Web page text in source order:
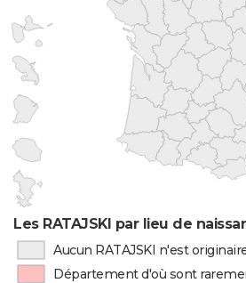
Les RATAJSKI par lieu de
Aucun RATAJSKI n'est
Département d'où sont